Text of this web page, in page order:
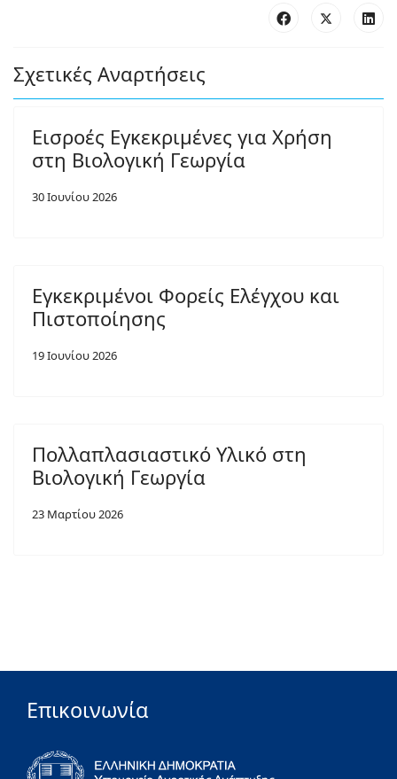
Σχετικές Αναρτήσεις
Εισροές Εγκεκριμένες για Χρήση
στη Βιολογική Γεωργία
30 Ιουνίου 2026
Εγκεκριμένοι Φορείς Ελέγχου και
Πιστοποίησης
19 Ιουνίου 2026
Πολλαπλασιαστικό Υλικό στη
Βιολογική Γεωργία
23 Μαρτίου 2026
Επικοινωνία